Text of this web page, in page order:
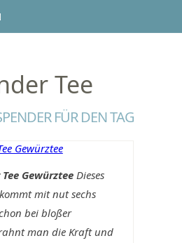
Tee
FÜR DEN TAG
GewürzteeDieses
mit nut sechs
bei bloßer
man die Kraft und